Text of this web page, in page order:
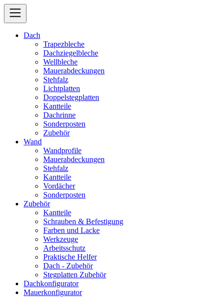
Dach
Trapezbleche
Dachziegelbleche
Wellbleche
Mauerabdeckungen
Stehfalz
Lichtplatten
Doppelstegplatten
Kantteile
Dachrinne
Sonderposten
Zubehör
Wand
Wandprofile
Mauerabdeckungen
Stehfalz
Kantteile
Vordächer
Sonderposten
Zubehör
Kantteile
Schrauben & Befestigung
Farben und Lacke
Werkzeuge
Arbeitsschutz
Praktische Helfer
Dach - Zubehör
Stegplatten Zubehör
Dachkonfigurator
Mauerkonfigurator